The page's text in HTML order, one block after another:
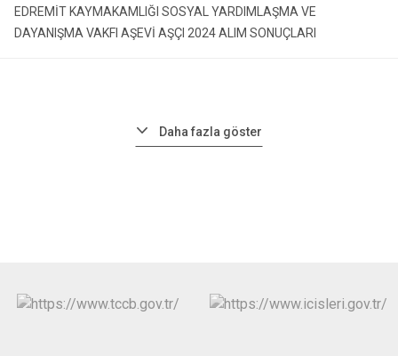
EDREMİT KAYMAKAMLIĞI SOSYAL YARDIMLAŞMA VE
DAYANIŞMA VAKFI AŞEVİ AŞÇI 2024 ALIM SONUÇLARI
Daha fazla göster